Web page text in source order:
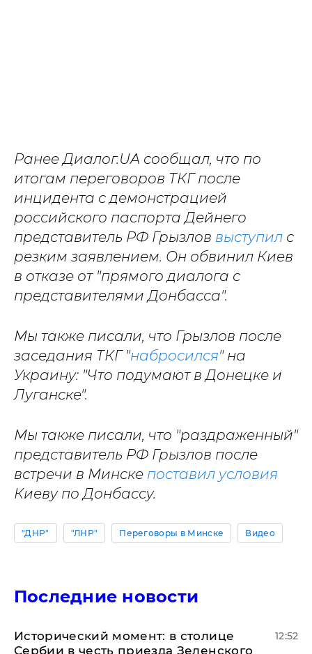
Ранее Диалог.UA сообщал, что по
итогам переговоров ТКГ после
инцидента с демонстрацией
российского паспорта Дейнего
представитель РФ Грызлов выступил с
резким заявлением. Он обвинил Киев
в отказе от "прямого диалога с
представителями Донбасса".
Мы также писали, что Грызлов после
заседания ТКГ "набросился" на
Украину: "Что подумают в Донецке и
Луганске".
Мы также писали, что "раздраженный"
представитель РФ Грызлов после
встречи в Минске поставил условия
Киеву по Донбассу.
"ДНР" "ЛНР" Переговоры в Минске Видео
Последние новости
Исторический момент: в столице
Сербии в честь приезда Зеленского
12:52